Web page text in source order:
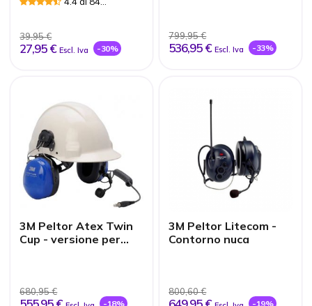
39,95 €
27,95 € Escl. Iva -30%
799,95 €
536,95 € Escl. Iva -33%
3M Peltor Atex Twin
Cup - versione per
680,95 €
-18%
3M Peltor Litecom -
Contorno nuca
800,60 €
-19%